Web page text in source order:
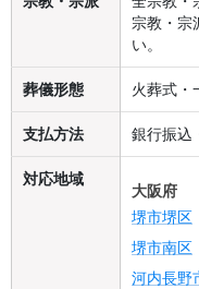
宗教・宗
い。
葬儀形態 火葬式・
支払方法 銀行振込
対応地域
大阪府
堺市堺区
堺市南区
河内長野